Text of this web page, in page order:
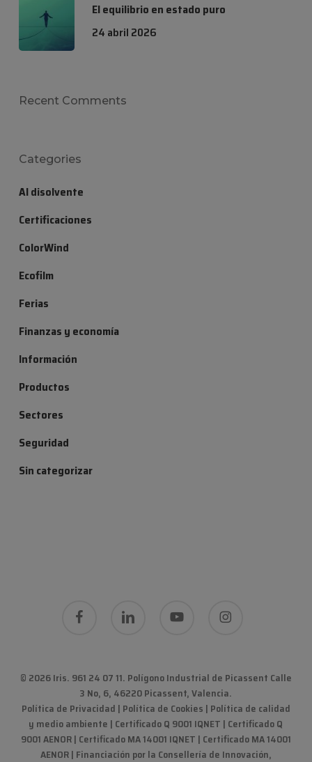
El equilibrio en estado puro
24 abril 2026
Recent Comments
Categories
Al disolvente
Certificaciones
ColorWind
Ecofilm
Ferias
Finanzas y economía
Información
Productos
Sectores
Seguridad
Sin categorizar
facebook linkedin instagram
© 2026 Iris. 961 24 07 11. Polígono Industrial de Picassent Calle
3 No, 6, 46220 Picassent, Valencia.
Política de Privacidad | Política de Cookies | Política de calidad
y medio ambiente | Certificado Q 9001 IQNET | Certificado Q
9001 AENOR | Certificado MA 14001 IQNET | Certificado MA 14001
AENOR| Financiación por la Consellería de Innovación,